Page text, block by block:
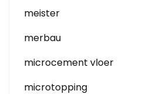
meister
merbau
microcement vloer
microtopping